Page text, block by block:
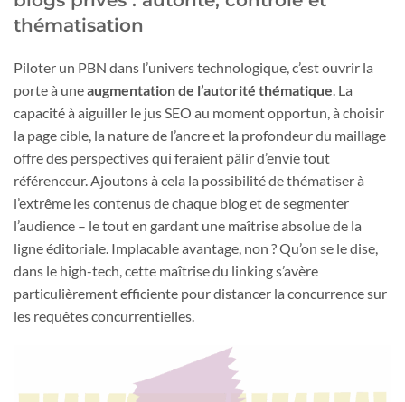
thématisation
Piloter un PBN dans l’univers technologique, c’est ouvrir la
porte à uneaugmentation de l’autorité thématique. La
capacité à aiguiller le jus SEO au moment opportun, à choisir
la page cible, la nature de l’ancre et la profondeur du maillage
offre des perspectives qui feraient pâlir d’envie tout
référenceur. Ajoutons à cela la possibilité de thématiser à
l’extrême les contenus de chaque blog et de segmenter
l’audience – le tout en gardant une maîtrise absolue de la
ligne éditoriale. Implacable avantage, non ? Qu’on se le dise,
dans le high-tech, cette maîtrise du linking s’avère
particulièrement efficiente pour distancer la concurrence sur
les requêtes concurrentielles.